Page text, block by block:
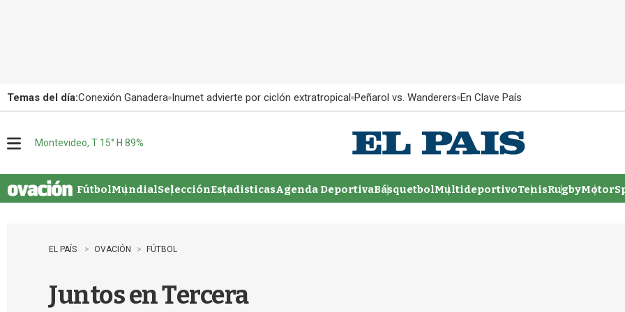
Temas del día:Conexión Ganadera Inumet advierte por ciclón extratropical Peñarol vs. Wanderers En Clave País
u
Montevideo, T 15° H 89%
FútbolMundialSelecciónEstadisticasAgenda DeportivaBásquetbolMultideportivoTenisRugby
EL PAÍS OVACIÓN FÚTBOL
Juntos en Tercera